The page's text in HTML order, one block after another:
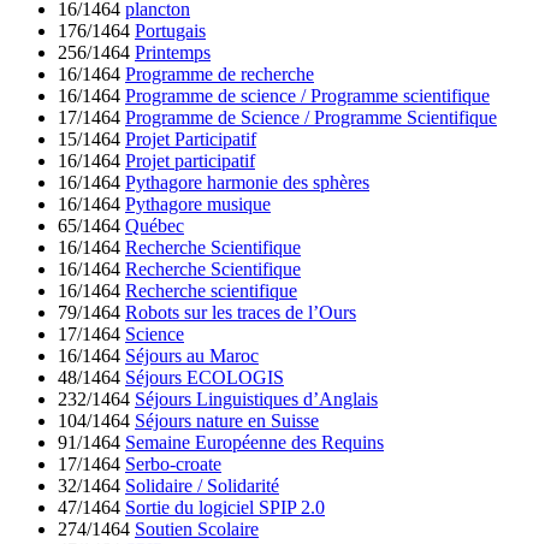
16/1464 plancton
176/1464 Portugais
256/1464 Printemps
16/1464 Programme de recherche
16/1464 Programme de science / Programme scientifique
17/1464 Programme de Science / Programme Scientifique
15/1464 Projet Participatif
16/1464 Projet participatif
16/1464 Pythagore harmonie des sphères
16/1464 Pythagore musique
65/1464 Québec
16/1464 Recherche Scientifique
16/1464 Recherche Scientifique
16/1464 Recherche scientifique
79/1464 Robots sur les traces de l’Ours
17/1464 Science
16/1464 Séjours au Maroc
48/1464 Séjours ECOLOGIS
232/1464 Séjours Linguistiques d’Anglais
104/1464 Séjours nature en Suisse
91/1464 Semaine Européenne des Requins
17/1464 Serbo-croate
32/1464 Solidaire / Solidarité
47/1464 Sortie du logiciel SPIP 2.0
274/1464 Soutien Scolaire